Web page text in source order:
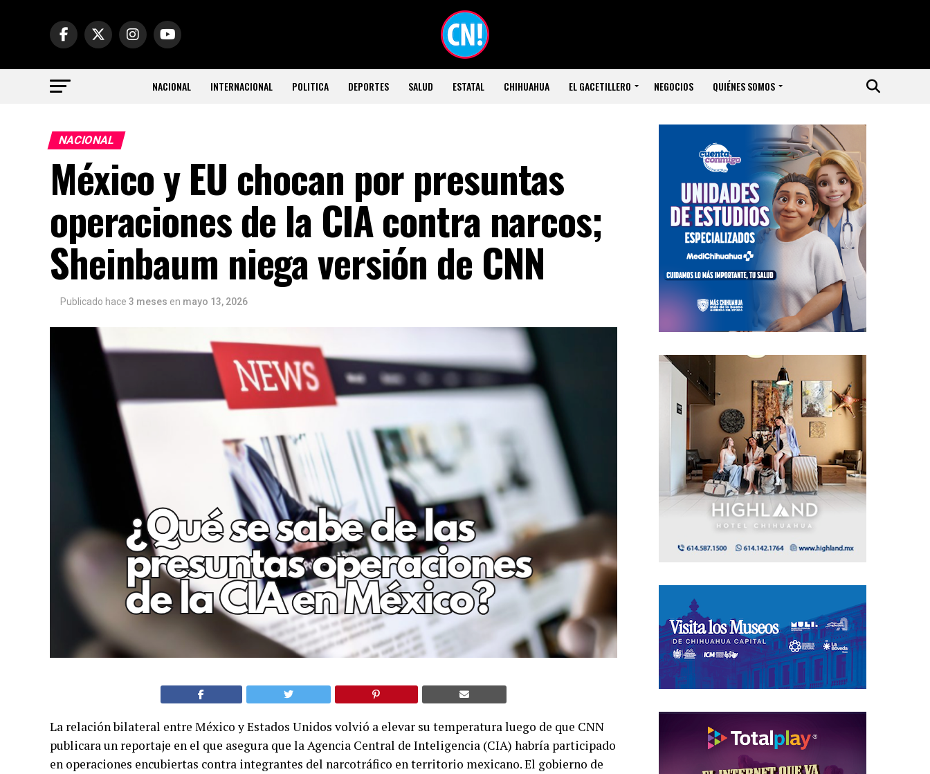
NACIONAL INTERNACIONAL POLITICA DEPORTES SALUD ESTATAL CHIHUAHUA EL GACETILLERO NEGOCIOS QUIÉNES SOMOS
NACIONAL
México y EU chocan por presuntas
operaciones de la CIA contra narcos;
Sheinbaum niega versión de CNN
Publicado hace 3 meses en mayo 13, 2026
La relación bilateral entre México y Estados Unidos volvió a elevar su temperatura luego de que CNN
publicara un reportaje en el que asegura que la Agencia Central de Inteligencia (CIA) habría participado
en operaciones encubiertas contra integrantes del narcotráfico en territorio mexicano. El gobierno de